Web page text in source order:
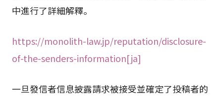
中進行了詳細解釋。
https://monolith-law.jp/reputation/disclosure-
of-the-senders-information[ja]
一旦發信者信息披露請求被接受並確定了投稿者的